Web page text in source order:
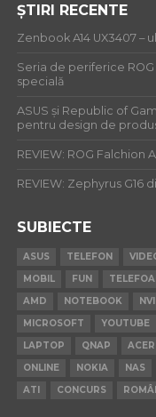
ȘTIRI RECENTE
Zenbook A14 UX3407
Seria de periferice
specială
ASUS și Republic of
pentru design de
REVIEW: ROG
REVIEW: Zephyrus
SUBIECTE
ASUS TELEFON
MOBIL
FUN
AMD
NOTEBOOK
MICROSOFT
YOUTUBE
LAPTOP
QNAP ACER
ONLINE
NOKIA NAS
ATI
CONCURS